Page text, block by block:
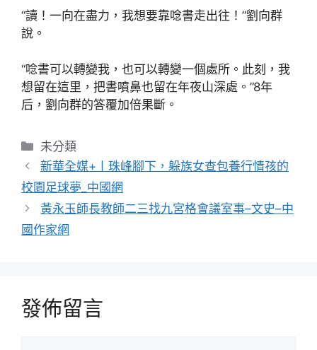
“讀！一向在盡力，我想要靠唸書走出往！”劉向群
說。
“唸書可以轉變我，也可以轉變一個處所。此刻，我
想留在這里，把書噴鼻也留在年夜山深處。”8年
后，劉向群的答覆加倍果斷。
分
類
未分類
新華全媒+丨珠峰腳下，躲族女查包養行情孩的
校園足球夢_中國網
黃永玉師長教師二三找九宮格會議室事–文史–中
國作家網
發佈留言